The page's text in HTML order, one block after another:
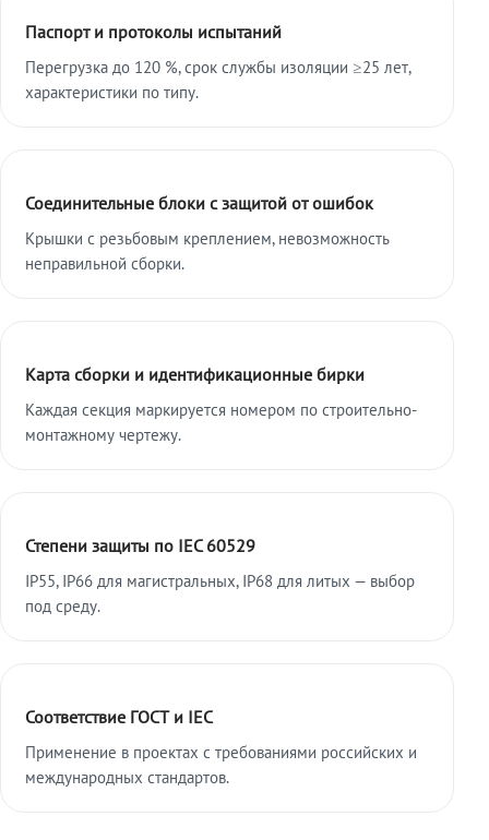
Паспорт и протоколы испытаний
Перегрузка до 120 %, срок службы изоляции ≥25 лет,
характеристики по типу.
Соединительные блоки с защитой от ошибок
Крышки с резьбовым креплением, невозможность
неправильной сборки.
Карта сборки и идентификационные бирки
Каждая секция маркируется номером по строительно-
монтажному чертежу.
Степени защиты по IEC 60529
IP55, IP66 для магистральных, IP68 для литых — выбор
под среду.
Соответствие ГОСТ и IEC
Применение в проектах с требованиями российских и
международных стандартов.